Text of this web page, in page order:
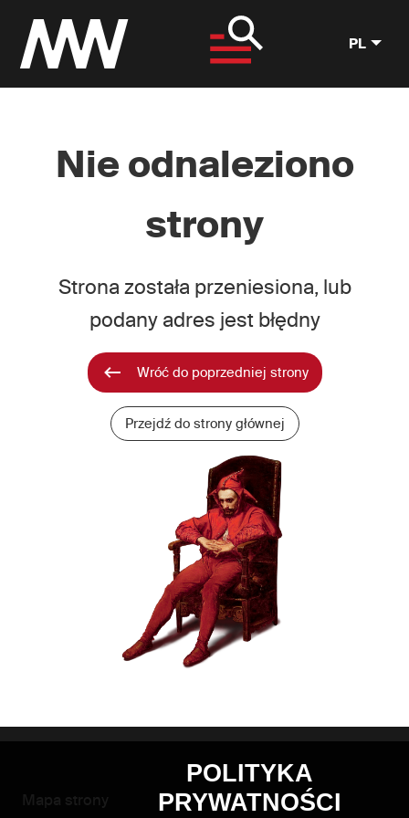
PL
Nie odnaleziono
strony
Strona została przeniesiona, lub
podany adres jest błędny
Wróć do poprzedniej strony
Przejdź do strony głównej
POLITYKA
PRYWATNOŚCI